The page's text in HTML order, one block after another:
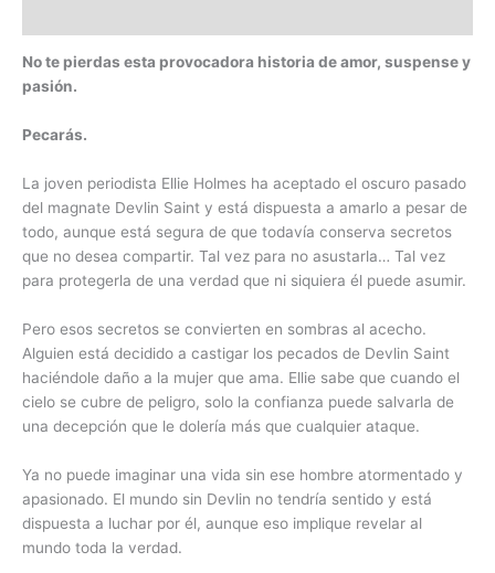
No te pierdas esta provocadora historia de amor, suspense y
pasión.
Pecarás.
La joven periodista Ellie Holmes ha aceptado el oscuro pasado
del magnate Devlin Saint y está dispuesta a amarlo a pesar de
todo, aunque está segura de que todavía conserva secretos
que no desea compartir. Tal vez para no asustarla… Tal vez
para protegerla de una verdad que ni siquiera él puede asumir.
Pero esos secretos se convierten en sombras al acecho.
Alguien está decidido a castigar los pecados de Devlin Saint
haciéndole daño a la mujer que ama. Ellie sabe que cuando el
cielo se cubre de peligro, solo la confianza puede salvarla de
una decepción que le dolería más que cualquier ataque.
Ya no puede imaginar una vida sin ese hombre atormentado y
apasionado. El mundo sin Devlin no tendría sentido y está
dispuesta a luchar por él, aunque eso implique revelar al
mundo toda la verdad.